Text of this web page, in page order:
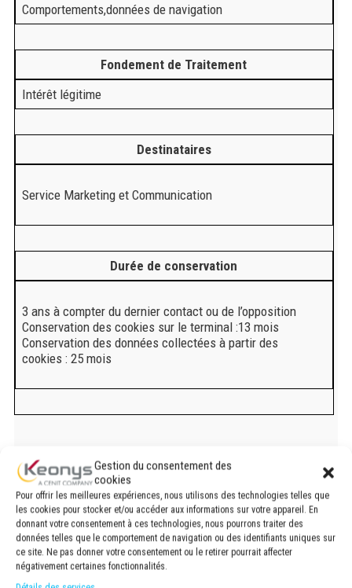
Gestion du consentement des
cookies
Pour offrir les meilleures expériences, nous utilisons des technologies telles que
les cookies pour stocker et/ou accéder aux informations sur votre appareil. En
donnant votre consentement à ces technologies, nous pourrons traiter des
données telles que le comportement de navigation ou des identifiants uniques sur
ce site. Ne pas donner votre consentement ou le retirer pourrait affecter
négativement certaines fonctionnalités.
Comportements,données de navigation
Fondement de Traitement
Intérêt légitime
Destinataires
Service Marketing et Communication
Durée de conservation
3 ans à compter du dernier contact ou de l’opposition
Conservation des cookies sur le terminal :13 mois
Conservation des données collectées à partir des
cookies : 25 mois
Mesure de l’audience et de la performance du Site
internet
Informations collectées